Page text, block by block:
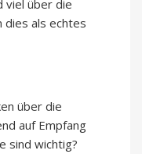
viel über die
dies als echtes
über die
auf Empfang
sind wichtig?